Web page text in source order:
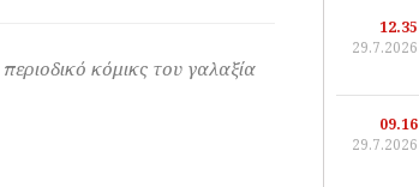
κόμικς του γαλαξία
12.35
29.7.2026
09.16
29.7.2026